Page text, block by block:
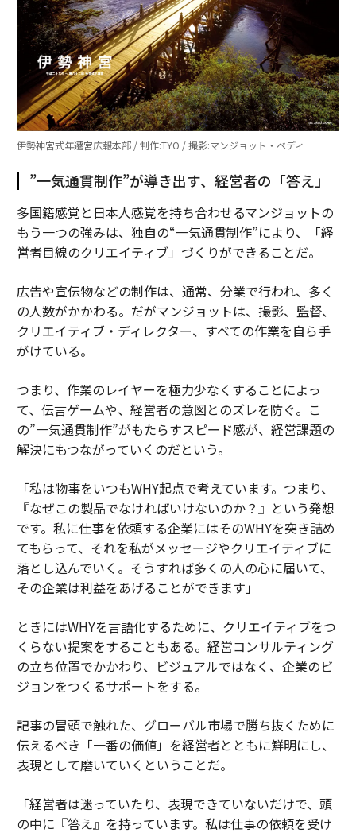
伊勢神宮式年遷宮広報本部 / 制作:TYO / 撮影:マンジョット・ベディ
”一気通貫制作”が導き出す、経営者の「答え」
多国籍感覚と日本人感覚を持ち合わせるマンジョットの
もう一つの強みは、独自の“一気通貫制作”により、「経
営者目線のクリエイティブ」づくりができることだ。
広告や宣伝物などの制作は、通常、分業で行われ、多く
の人数がかかわる。だがマンジョットは、撮影、監督、
クリエイティブ・ディレクター、すべての作業を自ら手
がけている。
つまり、作業のレイヤーを極力少なくすることによっ
て、伝言ゲームや、経営者の意図とのズレを防ぐ。こ
の”一気通貫制作”がもたらすスピード感が、経営課題の
解決にもつながっていくのだという。
「私は物事をいつもWHY起点で考えています。つまり、
『なぜこの製品でなければいけないのか？』という発想
です。私に仕事を依頼する企業にはそのWHYを突き詰め
てもらって、それを私がメッセージやクリエイティブに
落とし込んでいく。そうすれば多くの人の心に届いて、
その企業は利益をあげることができます」
ときにはWHYを言語化するために、クリエイティブをつ
くらない提案をすることもある。経営コンサルティング
の立ち位置でかかわり、ビジュアルではなく、企業のビ
ジョンをつくるサポートをする。
記事の冒頭で触れた、グローバル市場で勝ち抜くために
伝えるべき「一番の価値」を経営者とともに鮮明にし、
表現として磨いていくということだ。
「経営者は迷っていたり、表現できていないだけで、頭
の中に『答え』を持っています。私は仕事の依頼を受け